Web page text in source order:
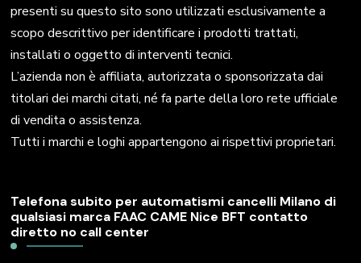
presenti su questo sito sono utilizzati esclusivamente a
scopo descrittivo per identificare i prodotti trattati,
installati o oggetto di interventi tecnici.
L’azienda non è affiliata, autorizzata o sponsorizzata dai
titolari dei marchi citati, né fa parte della loro rete ufficiale
di vendita o assistenza.
Tutti i marchi e loghi appartengono ai rispettivi proprietari.
Telefona subito per automatismi cancelli Milano di
qualsiasi marca FAAC CAME Nice BFT contatto
diretto no call center